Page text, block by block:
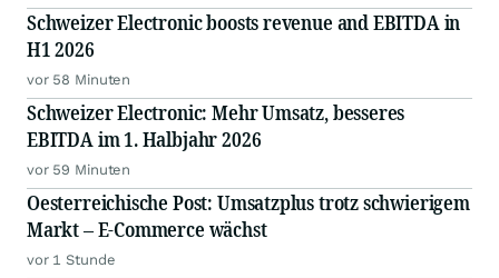
Schweizer Electronic boosts revenue and EBITDA in
H1 2026
vor 58 Minuten
Schweizer Electronic: Mehr Umsatz, besseres
EBITDA im 1. Halbjahr 2026
vor 59 Minuten
Oesterreichische Post: Umsatzplus trotz schwierigem
Markt – E-Commerce wächst
vor 1 Stunde